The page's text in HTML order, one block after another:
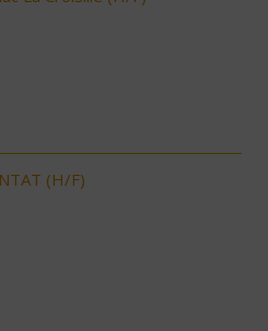
(H/F)